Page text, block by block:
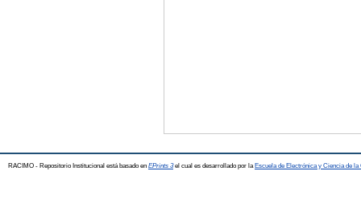
RACIMO - Repositorio Institucional está basado en EPrints 3el cual es desarrollado por la Escuela de Electrónica y Ciencia de la